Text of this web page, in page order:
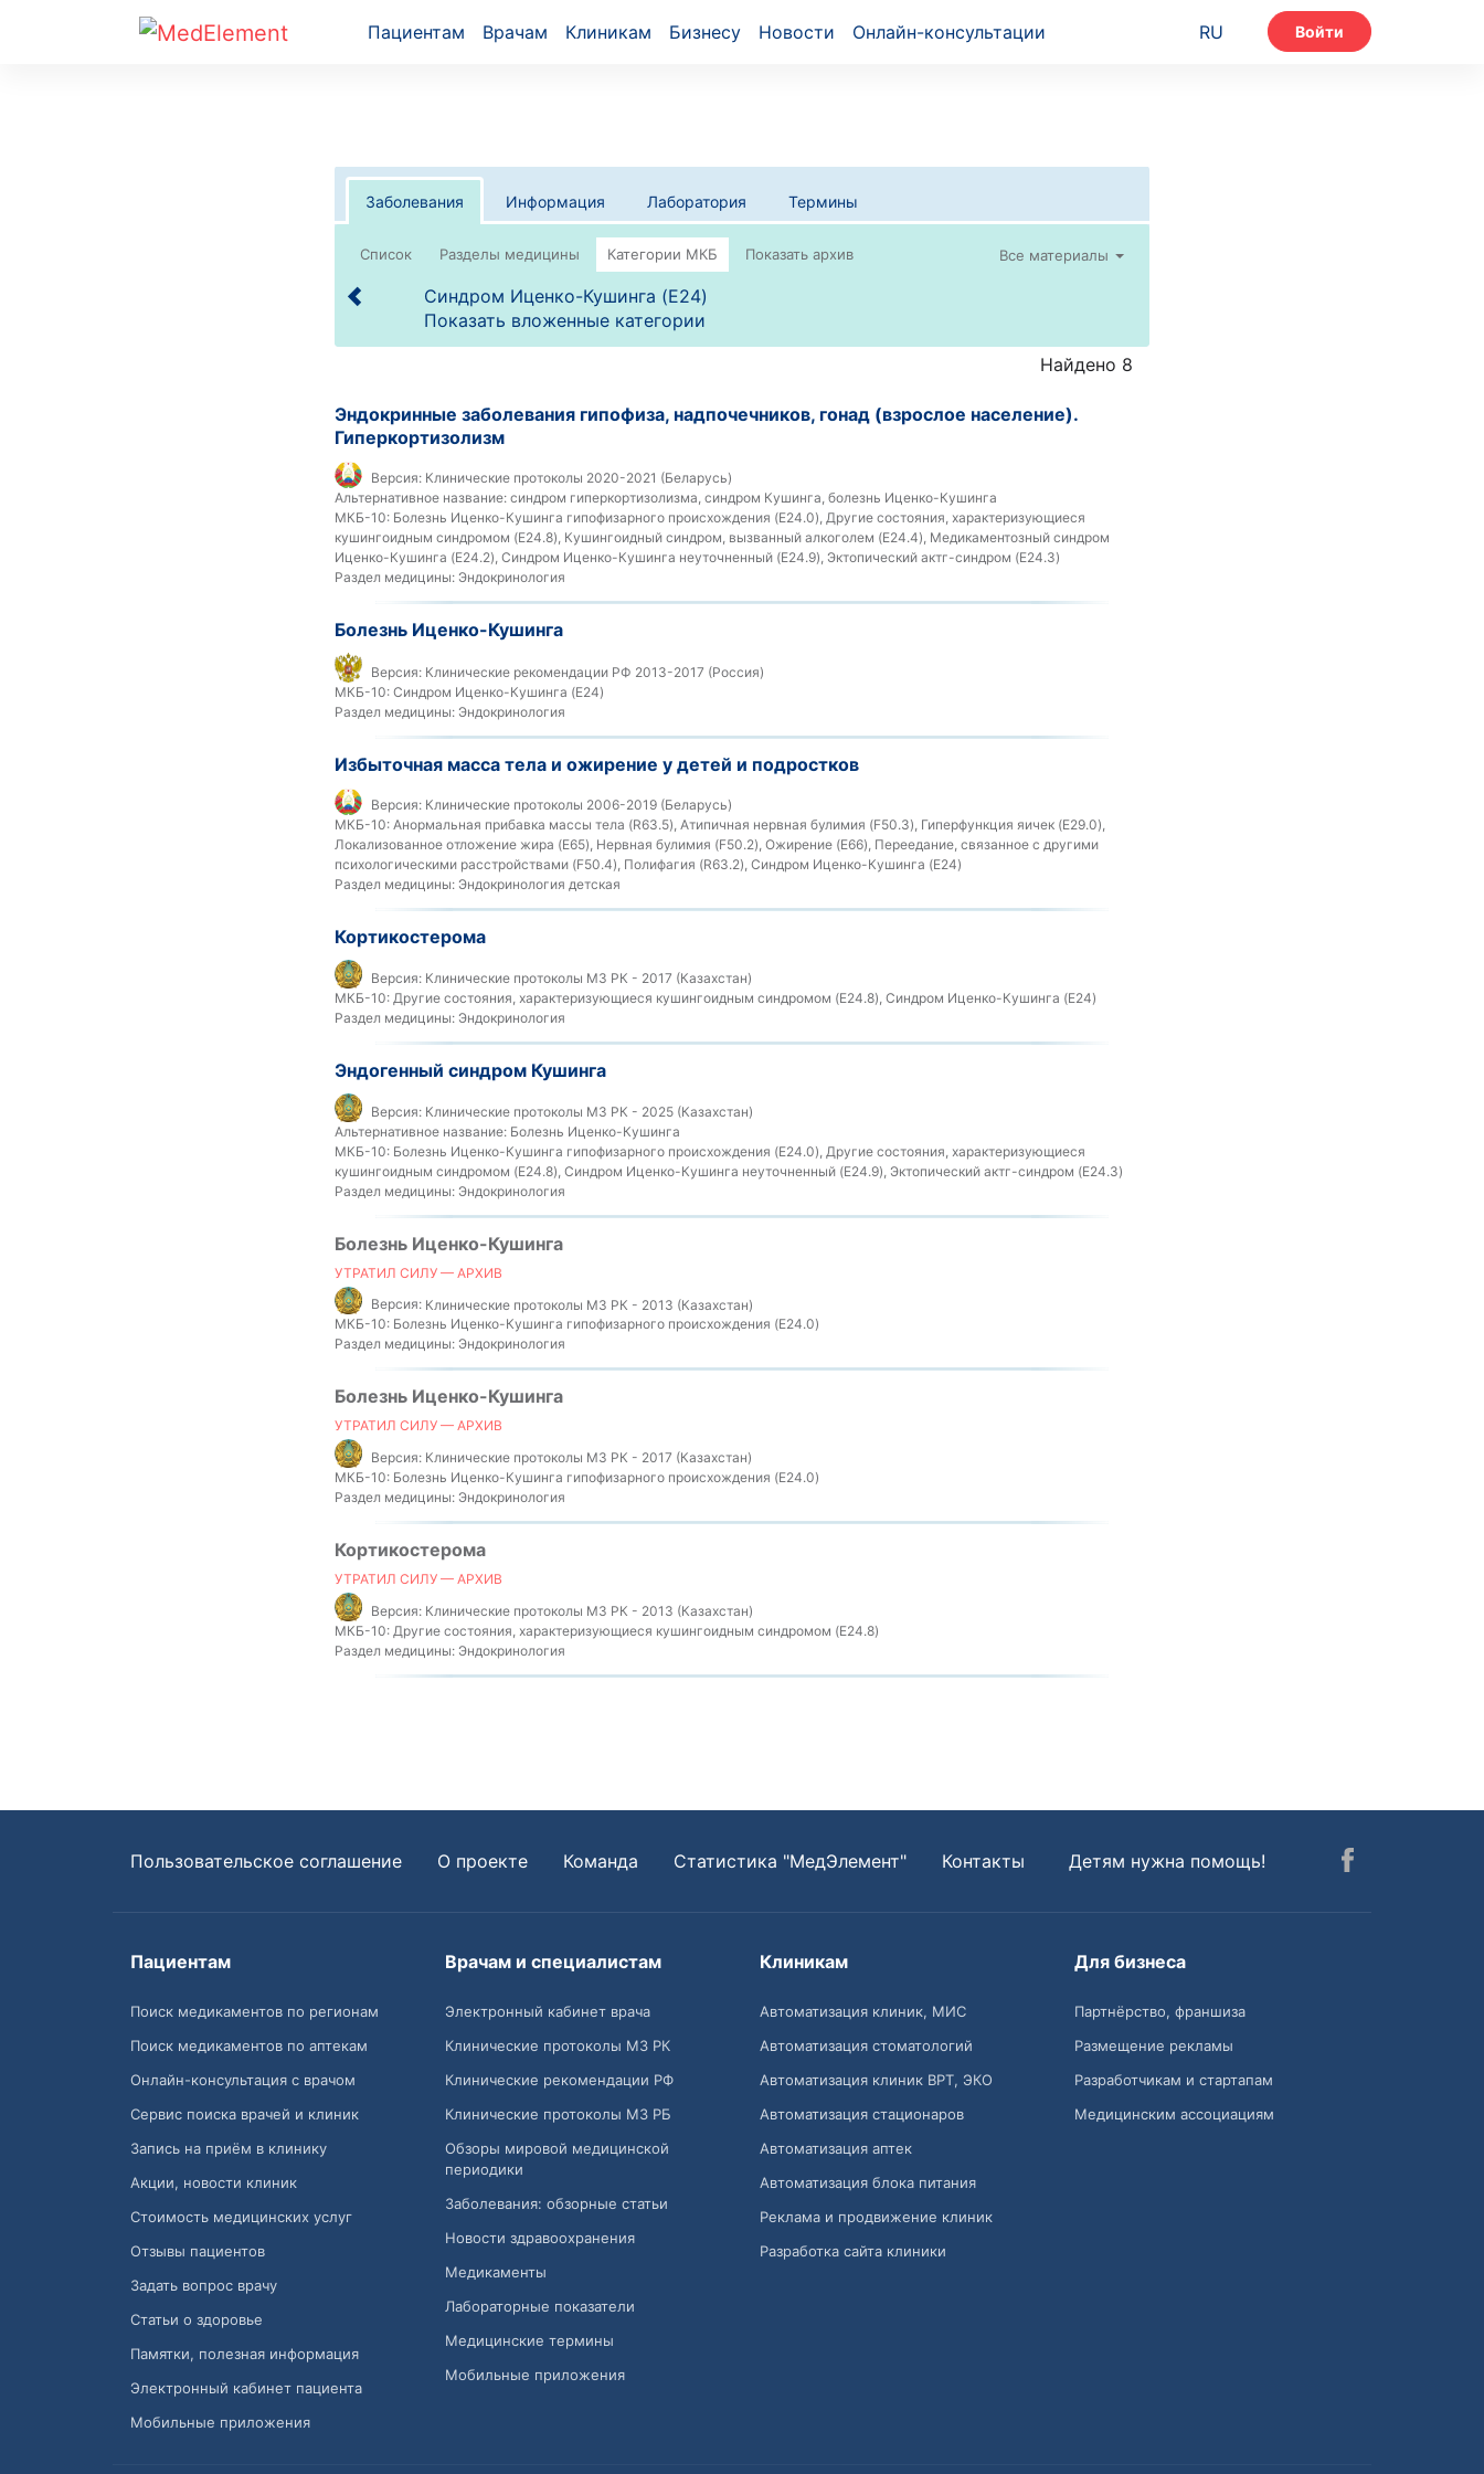
Пациентам Врачам Клиникам Бизнесу Новости Онлайн-консультации RU Войти
Заболевания Информация Лаборатория Термины
Список Все материалы
Синдром Иценко-Кушинга (E24)
Показать вложенные категории
Найдено 8
Эндокринные заболевания гипофиза, надпочечников, гонад (взрослое население).
Гиперкортизолизм
Версия: Клинические протоколы 2020-2021 (Беларусь)
Альтернативное название: синдром гиперкортизолизма, синдром Кушинга, болезнь Иценко-Кушинга
МКБ-10: Болезнь Иценко-Кушинга гипофизарного происхождения (E24.0), Другие состояния, характеризующиеся
кушингоидным синдромом (E24.8), Кушингоидный синдром, вызванный алкоголем (E24.4), Медикаментозный синдром
Иценко-Кушинга (E24.2), Синдром Иценко-Кушинга неуточненный (E24.9), Эктопический актг-синдром (E24.3)
Раздел медицины: Эндокринология
Болезнь Иценко-Кушинга
Версия: Клинические рекомендации РФ 2013-2017 (Россия)
МКБ-10: Синдром Иценко-Кушинга (E24)
Раздел медицины: Эндокринология
Избыточная масса тела и ожирение у детей и подростков
Версия: Клинические протоколы 2006-2019 (Беларусь)
МКБ-10: Анормальная прибавка массы тела (R63.5), Атипичная нервная булимия (F50.3), Гиперфункция яичек (E29.0),
Локализованное отложение жира (E65), Нервная булимия (F50.2), Ожирение (E66), Переедание, связанное с другими
психологическими расстройствами (F50.4), Полифагия (R63.2), Синдром Иценко-Кушинга (E24)
Раздел медицины: Эндокринология детская
Кортикостерома
Версия: Клинические протоколы МЗ РК - 2017 (Казахстан)
МКБ-10: Другие состояния, характеризующиеся кушингоидным синдромом (E24.8), Синдром Иценко-Кушинга (E24)
Раздел медицины: Эндокринология
Эндогенный синдром Кушинга
Версия: Клинические протоколы МЗ РК - 2025 (Казахстан)
Альтернативное название: Болезнь Иценко-Кушинга
МКБ-10: Болезнь Иценко-Кушинга гипофизарного происхождения (E24.0), Другие состояния, характеризующиеся
кушингоидным синдромом (E24.8), Синдром Иценко-Кушинга неуточненный (E24.9), Эктопический актг-синдром (E24.3)
Раздел медицины: Эндокринология
Болезнь Иценко-Кушинга
УТРАТИЛ СИЛУ — АРХИВ
Версия: Клинические протоколы МЗ РК - 2013 (Казахстан)
МКБ-10: Болезнь Иценко-Кушинга гипофизарного происхождения (E24.0)
Раздел медицины: Эндокринология
Болезнь Иценко-Кушинга
УТРАТИЛ СИЛУ — АРХИВ
Версия: Клинические протоколы МЗ РК - 2017 (Казахстан)
МКБ-10: Болезнь Иценко-Кушинга гипофизарного происхождения (E24.0)
Раздел медицины: Эндокринология
Кортикостерома
УТРАТИЛ СИЛУ — АРХИВ
Версия: Клинические протоколы МЗ РК - 2013 (Казахстан)
МКБ-10: Другие состояния, характеризующиеся кушингоидным синдромом (E24.8)
Раздел медицины: Эндокринология
Пользовательское соглашение О проекте Команда Статистика "МедЭлемент" Контакты Детям нужна помощь!
Пациентам
Поиск медикаментов по регионам
Поиск медикаментов по аптекам
Онлайн-консультация с врачом
Сервис поиска врачей и клиник
Запись на приём в клинику
Акции, новости клиник
Стоимость медицинских услуг
Отзывы пациентов
Задать вопрос врачу
Статьи о здоровье
Памятки, полезная информация
Электронный кабинет пациента
Мобильные приложения
Врачам и специалистам
Электронный кабинет врача
Клинические протоколы МЗ РК
Клинические рекомендации РФ
Клинические протоколы МЗ РБ
Обзоры мировой медицинской
периодики
Заболевания: обзорные статьи
Новости здравоохранения
Медикаменты
Лабораторные показатели
Медицинские термины
Мобильные приложения
Клиникам
Автоматизация клиник, МИС
Автоматизация стоматологий
Автоматизация клиник ВРТ, ЭКО
Автоматизация стационаров
Автоматизация аптек
Автоматизация блока питания
Реклама и продвижение клиник
Разработка сайта клиники
Для бизнеса
Партнёрство, франшиза
Размещение рекламы
Разработчикам и стартапам
Медицинским ассоциациям